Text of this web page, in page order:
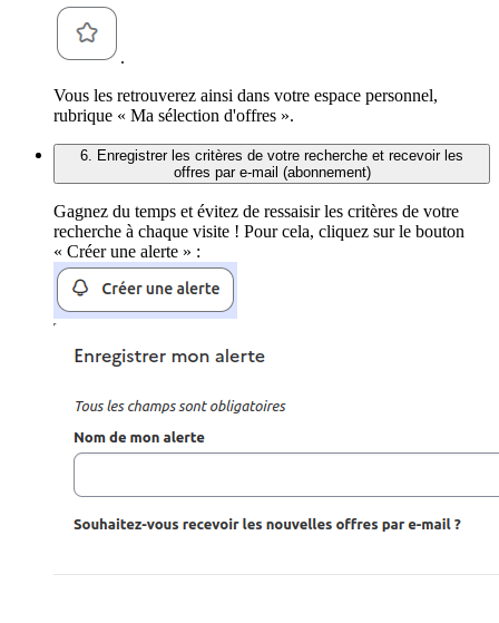
.
Vous les retrouverez ainsi dans votre espace personnel,
rubrique « Ma sélection d'offres ».
6. Enregistrer les critères de votre recherche et recevoir les
offres par e-mail (abonnement)
Gagnez du temps et évitez de ressaisir les critères de votre
recherche à chaque visite ! Pour cela, cliquez sur le bouton
« Créer une alerte » :